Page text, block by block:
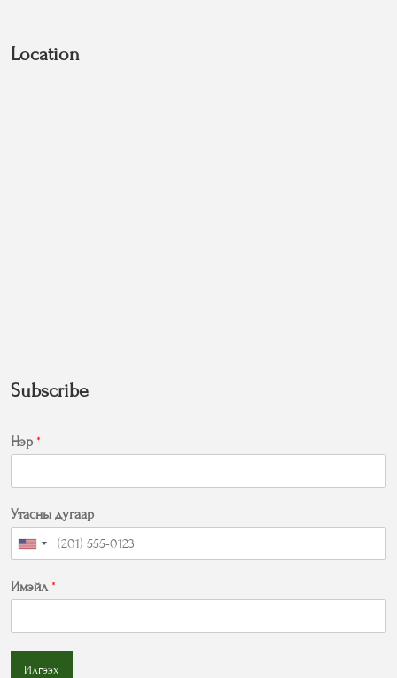
Location
Subscribe
Нэр *
Утасны дугаар
Имэйл *
Илгээх